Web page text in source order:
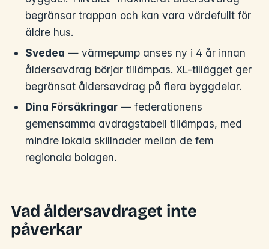
begränsar trappan och kan vara värdefullt för
äldre hus.
Svedea — värmepump anses ny i 4 år innan
åldersavdrag börjar tillämpas. XL-tillägget ger
begränsat åldersavdrag på flera byggdelar.
Dina Försäkringar — federationens
gemensamma avdragstabell tillämpas, med
mindre lokala skillnader mellan de fem
regionala bolagen.
Vad åldersavdraget inte
påverkar